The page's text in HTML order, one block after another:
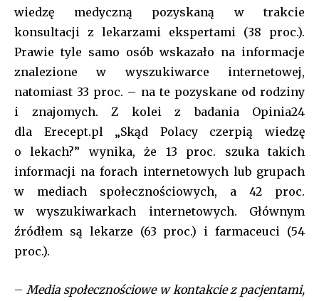
wiedzę medyczną pozyskaną w trakcie
konsultacji z lekarzami ekspertami (38 proc.).
Prawie tyle samo osób wskazało na informacje
znalezione w wyszukiwarce internetowej,
natomiast 33 proc. – na te pozyskane od rodziny
i znajomych. Z kolei z badania Opinia24
dla Erecept.pl „Skąd Polacy czerpią wiedzę
o lekach?” wynika, że 13 proc. szuka takich
informacji na forach internetowych lub grupach
w mediach społecznościowych, a 42 proc.
w wyszukiwarkach internetowych. Głównym
źródłem są lekarze (63 proc.) i farmaceuci (54
proc.).
– Media społecznościowe w kontakcie z pacjentami,